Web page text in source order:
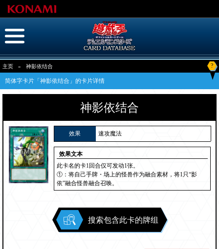
主页 » 神影依结合 ?
简体字卡片「神影依结合」的卡片详情
神影依结合
效果 速攻魔法
效果文本
此卡名的卡1回合仅可发动1张。
①：将自己手牌・场上的怪兽作为融合素材，将1只“影
依”融合怪兽融合召唤。
搜索包含此卡的牌组